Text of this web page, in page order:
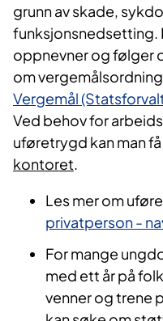
grunn av skade,
funksjonsnedsetting.
oppnevner og
om
Vergemål
Ved behov for
uføretrygd kan man
kontoret.
Les mer om
privatperson -
For mange
med ett år på
venner og trene